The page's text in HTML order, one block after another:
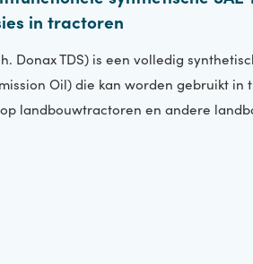
synthetische
in tractoren
(v.h. Donax TDS) is een volledig
Oil) die kan worden
op landbouwtractoren en